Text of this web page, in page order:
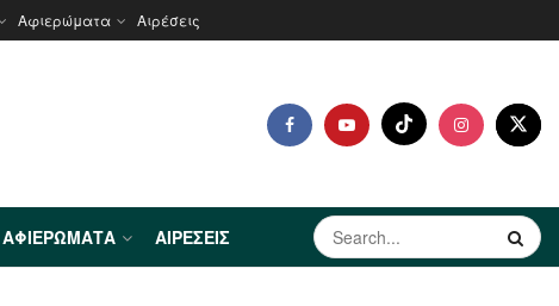
Αφιερώματα Αιρέσεις
ΑΦΙΕΡΏΜΑΤΑ ΑΙΡΈΣΕΙΣ